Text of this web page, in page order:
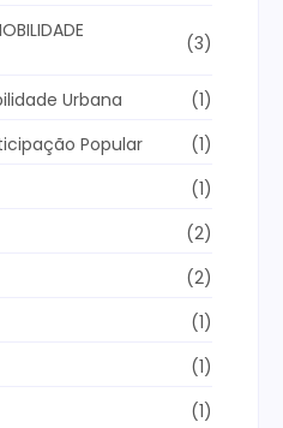
(3)
Urbana
(1)
Popular
(1)
(1)
(2)
(2)
(1)
(1)
(1)